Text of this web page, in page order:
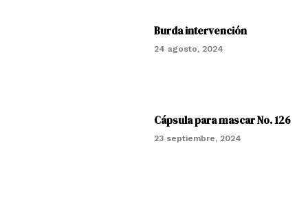
Burda intervención
24 agosto, 2024
Cápsula para mascar No. 126
23 septiembre, 2024